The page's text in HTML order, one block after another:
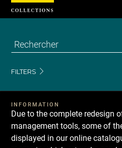
FILTERS
INFORMATION
Due to the complete redesign
management tools, some of
displayed in our online
Cookies management panel